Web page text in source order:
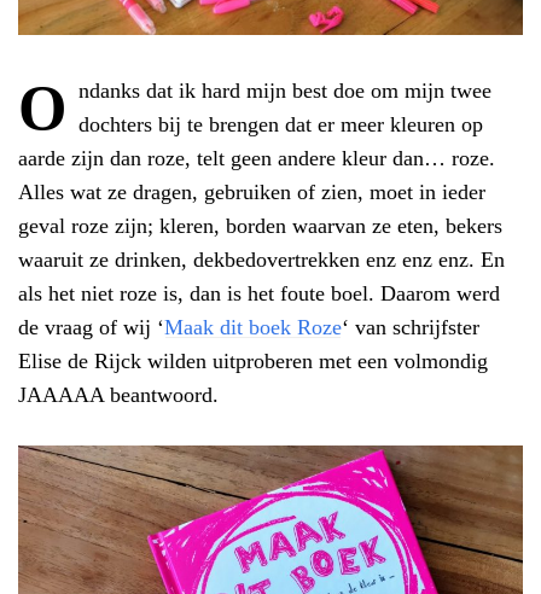
O
ndanks dat ik hard mijn best doe om mijn twee
dochters bij te brengen dat er meer kleuren op
aarde zijn dan roze, telt geen andere kleur dan… roze.
Alles wat ze dragen, gebruiken of zien, moet in ieder
geval roze zijn; kleren, borden waarvan ze eten, bekers
waaruit ze drinken, dekbedovertrekken enz enz enz. En
als het niet roze is, dan is het foute boel. Daarom werd
de vraag of wij ‘Maak dit boek Roze‘ van schrijfster
Elise de Rijck wilden uitproberen met een volmondig
JAAAAA beantwoord.